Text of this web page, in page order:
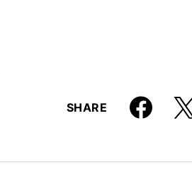
SHARE Faceboo
k
X